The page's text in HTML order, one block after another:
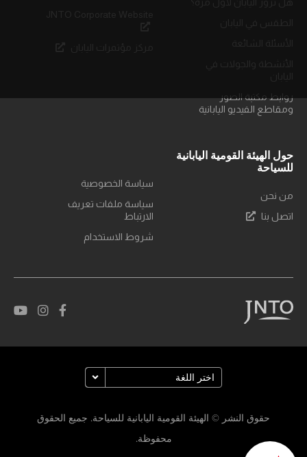
روابط مكتبة الصور
ومقاطع الفيديو اليابانية
حول الهيئة القومية اليابانية
للسياحة
من نحن
اتصل بنا
سياسة الخصوصية
سياسة ملفات تعريف
الارتباط
شروط الاستخدام
حقوق النشر © الهيئة القومية اليابانية للسياحة. جميع الحقوق
محفوظة.